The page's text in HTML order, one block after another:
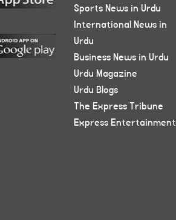
Sports News in Urdu
International News in
Urdu
Business News in Urdu
Urdu Magazine
Urdu Blogs
The Express Tribune
Express Entertainment